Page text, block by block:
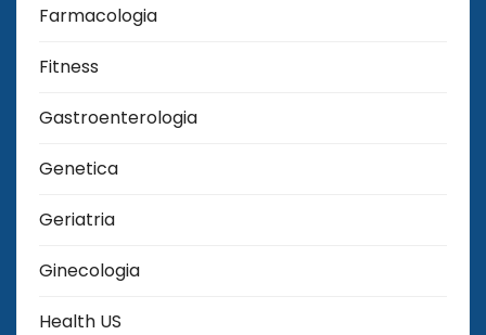
Farmacologia
Fitness
Gastroenterologia
Genetica
Geriatria
Ginecologia
Health US